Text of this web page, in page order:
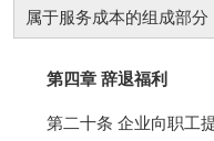
属于服务成本的组成部分
第四章 辞退福利
第二十条 企业向职工提